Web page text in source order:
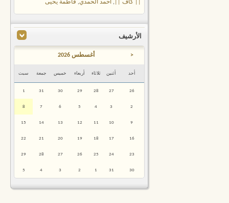
|| كآف || , احمد الحمدي, فاطمة يحيى
الأرشيف
< أغسطس 2026
أحد أثنين ثلاثاء أربعاء خميس جمعة سبت
26
27
28
29
30
31
1
2
3
4
5
6
7
8
9
10
11
12
13
14
15
16
17
18
19
20
21
22
23
24
25
26
27
28
29
30
31
1
2
3
4
5